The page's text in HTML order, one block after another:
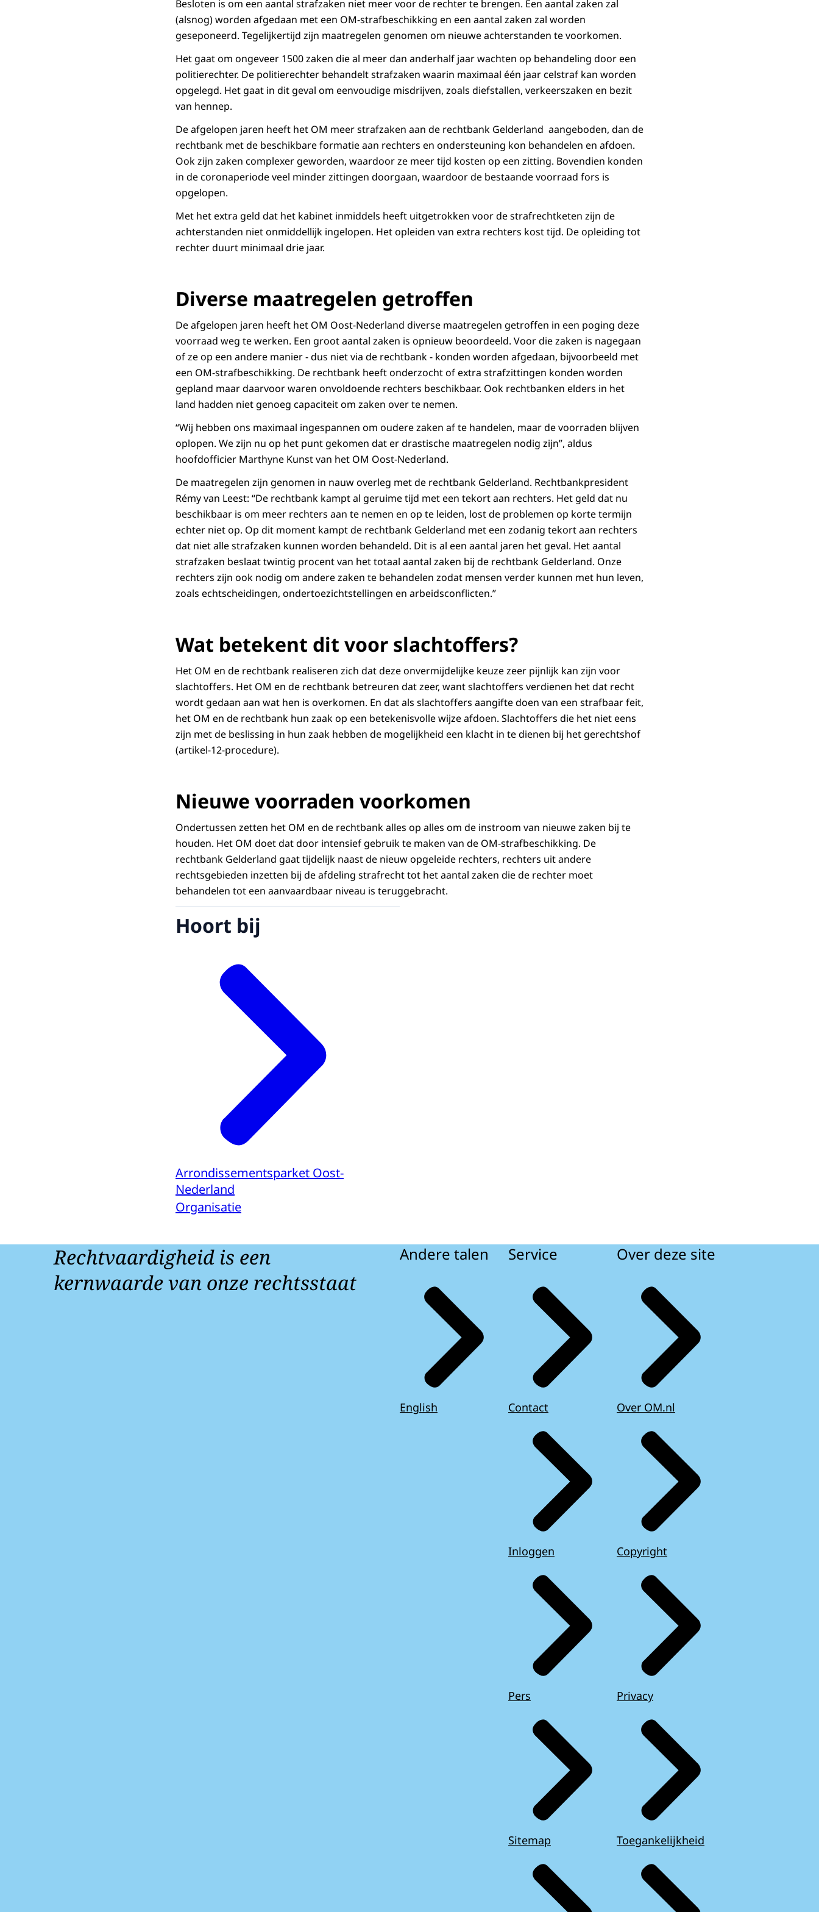
Besloten is om een aantal strafzaken niet meer voor de rechter te brengen. Een aantal zaken zal
(alsnog) worden afgedaan met een OM-strafbeschikking en een aantal zaken zal worden
geseponeerd. Tegelijkertijd zijn maatregelen genomen om nieuwe achterstanden te voorkomen.
Het gaat om ongeveer 1500 zaken die al meer dan anderhalf jaar wachten op behandeling door een
politierechter. De politierechter behandelt strafzaken waarin maximaal één jaar celstraf kan worden
opgelegd. Het gaat in dit geval om eenvoudige misdrijven, zoals diefstallen, verkeerszaken en bezit
van hennep.
De afgelopen jaren heeft het OM meer strafzaken aan de rechtbank Gelderland aangeboden, dan de
rechtbank met de beschikbare formatie aan rechters en ondersteuning kon behandelen en afdoen.
Ook zijn zaken complexer geworden, waardoor ze meer tijd kosten op een zitting. Bovendien konden
in de coronaperiode veel minder zittingen doorgaan, waardoor de bestaande voorraad fors is
opgelopen.
Met het extra geld dat het kabinet inmiddels heeft uitgetrokken voor de strafrechtketen zijn de
achterstanden niet onmiddellijk ingelopen. Het opleiden van extra rechters kost tijd. De opleiding tot
rechter duurt minimaal drie jaar.
Diverse maatregelen getroffen
De afgelopen jaren heeft het OM Oost-Nederland diverse maatregelen getroffen in een poging deze
voorraad weg te werken. Een groot aantal zaken is opnieuw beoordeeld. Voor die zaken is nagegaan
of ze op een andere manier - dus niet via de rechtbank - konden worden afgedaan, bijvoorbeeld met
een OM-strafbeschikking. De rechtbank heeft onderzocht of extra strafzittingen konden worden
gepland maar daarvoor waren onvoldoende rechters beschikbaar. Ook rechtbanken elders in het
land hadden niet genoeg capaciteit om zaken over te nemen.
“Wij hebben ons maximaal ingespannen om oudere zaken af te handelen, maar de voorraden blijven
oplopen. We zijn nu op het punt gekomen dat er drastische maatregelen nodig zijn”, aldus
hoofdofficier Marthyne Kunst van het OM Oost-Nederland.
De maatregelen zijn genomen in nauw overleg met de rechtbank Gelderland. Rechtbankpresident
Rémy van Leest: “De rechtbank kampt al geruime tijd met een tekort aan rechters. Het geld dat nu
beschikbaar is om meer rechters aan te nemen en op te leiden, lost de problemen op korte termijn
echter niet op. Op dit moment kampt de rechtbank Gelderland met een zodanig tekort aan rechters
dat niet alle strafzaken kunnen worden behandeld. Dit is al een aantal jaren het geval. Het aantal
strafzaken beslaat twintig procent van het totaal aantal zaken bij de rechtbank Gelderland. Onze
rechters zijn ook nodig om andere zaken te behandelen zodat mensen verder kunnen met hun leven,
zoals echtscheidingen, ondertoezichtstellingen en arbeidsconflicten.”
Wat betekent dit voor slachtoffers?
Het OM en de rechtbank realiseren zich dat deze onvermijdelijke keuze zeer pijnlijk kan zijn voor
slachtoffers. Het OM en de rechtbank betreuren dat zeer, want slachtoffers verdienen het dat recht
wordt gedaan aan wat hen is overkomen. En dat als slachtoffers aangifte doen van een strafbaar feit,
het OM en de rechtbank hun zaak op een betekenisvolle wijze afdoen. Slachtoffers die het niet eens
zijn met de beslissing in hun zaak hebben de mogelijkheid een klacht in te dienen bij het gerechtshof
(artikel-12-procedure).
Nieuwe voorraden voorkomen
Ondertussen zetten het OM en de rechtbank alles op alles om de instroom van nieuwe zaken bij te
houden. Het OM doet dat door intensief gebruik te maken van de OM-strafbeschikking. De
rechtbank Gelderland gaat tijdelijk naast de nieuw opgeleide rechters, rechters uit andere
rechtsgebieden inzetten bij de afdeling strafrecht tot het aantal zaken die de rechter moet
behandelen tot een aanvaardbaar niveau is teruggebracht.
Hoort bij
Arrondissementsparket Oost-
Nederland
Organisatie
Rechtvaardigheid is een
kernwaarde van onze rechtsstaat
Andere talen
English
Service
Contact
Inloggen
Pers
Sitemap
Over deze site
Over OM.nl
Copyright
Privacy
Toegankelijkheid